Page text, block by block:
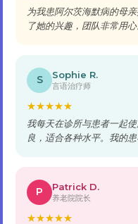
为我患阿尔茨海默病的母
了她的兴趣，团队非常用
S Sophie R.
言语治疗师
★★★★★
我每天在诊所与患者一起
良，适合各种水平。我的
P Patrick D.
养老院院长
★★★★★